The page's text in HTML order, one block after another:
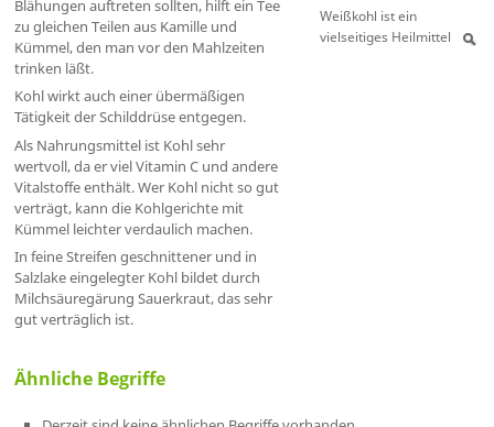
Blähungen auftreten sollten, hilft ein Tee
zu gleichen Teilen aus Kamille und
Kümmel, den man vor den Mahlzeiten
trinken läßt.
Kohl wirkt auch einer übermäßigen
Tätigkeit der Schilddrüse entgegen.
Als Nahrungsmittel ist Kohl sehr
wertvoll, da er viel Vitamin C und andere
Vitalstoffe enthält. Wer Kohl nicht so gut
verträgt, kann die Kohlgerichte mit
Kümmel leichter verdaulich machen.
In feine Streifen geschnittener und in
Salzlake eingelegter Kohl bildet durch
Milchsäuregärung Sauerkraut, das sehr
gut verträglich ist.
Weißkohl ist ein
vielseitiges Heilmittel
Ähnliche Begriffe